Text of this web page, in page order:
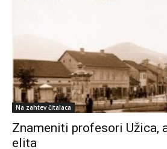
Na zahtev čitalaca
Znameniti profesori Užica,
elita